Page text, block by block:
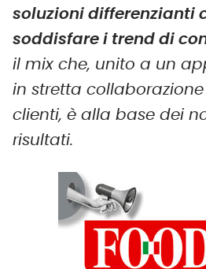
soluzioni differenzianti
soddisfare i trend di
il mix che, unito a un
in stretta
clienti, è alla base dei
risultati.